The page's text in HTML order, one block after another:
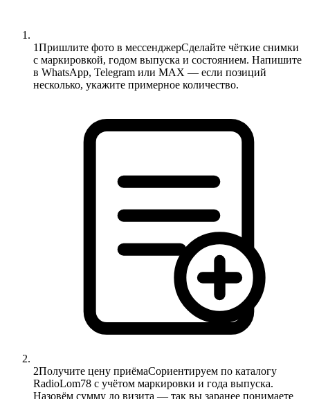
1Пришлите фото в мессенджерСделайте чёткие снимки
с маркировкой, годом выпуска и состоянием. Напишите
в WhatsApp, Telegram или MAX — если позиций
несколько, укажите примерное количество.
2Получите цену приёмаСориентируем по каталогу
RadioLom78 с учётом маркировки и года выпуска.
Назовём сумму до визита — так вы заранее понимаете